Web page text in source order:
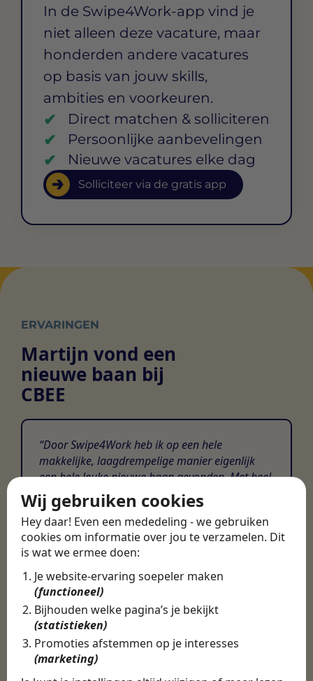
Wij gebruiken cookies
Hey daar! Even een mededeling - we gebruiken
cookies om informatie over jou te verzamelen. Dit
is wat we ermee doen:
Je website-ervaring soepeler maken
(functioneel)
Bijhouden welke pagina’s je bekijkt
(statistieken)
Promoties afstemmen op je interesses
(marketing)
In de Swipe4Work-app vind je
niet alleen deze vacature, maar
honderden andere vacatures
op basis van jouw skills,
ambities en voorkeuren.
Direct matchen & solliciteren
Persoonlijke aanbevelingen
Nieuwe vacatures elke dag
Solliciteer via de gratis app
ERVARINGEN
Martijn vond een
nieuwe baan bij
CBEE
Door Swipe4Work heb ik op een hele
makkelijke, laagdrempelige manier eigenlijk
een hele leuke nieuwe baan gevonden. Met heel
veel nieuwe uitdagingen!
Martijn
Certinia Consultant